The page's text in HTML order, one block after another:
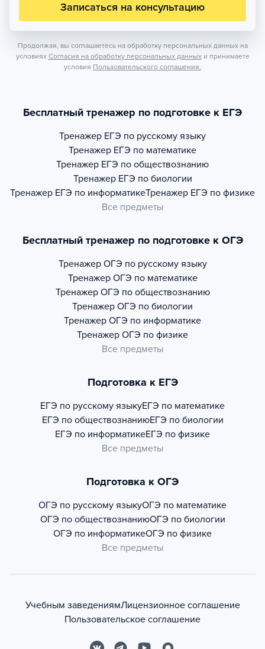
Записаться на консультацию
Продолжая, вы соглашаетесь на обработку персональных данных на
условиях Согласия на обработку персональных данных и принимаете
условия Пользовательского соглашения.
Бесплатный тренажер по подготовке к ЕГЭ
Тренажер ЕГЭ по русскому языку
Тренажер ЕГЭ по математике
Тренажер ЕГЭ по обществознанию
Тренажер ЕГЭ по биологии
Тренажер ЕГЭ по информатикеТренажер ЕГЭ по физике
Все предметы
Бесплатный тренажер по подготовке к ОГЭ
Тренажер ОГЭ по русскому языку
Тренажер ОГЭ по математике
Тренажер ОГЭ по обществознанию
Тренажер ОГЭ по биологии
Тренажер ОГЭ по информатике
Тренажер ОГЭ по физике
Все предметы
Подготовка к ЕГЭ
ЕГЭ по русскому языкуЕГЭ по математике
ЕГЭ по обществознаниюЕГЭ по биологии
ЕГЭ по информатикеЕГЭ по физике
Все предметы
Подготовка к ОГЭ
ОГЭ по русскому языкуОГЭ по математике
ОГЭ по обществознаниюОГЭ по биологии
ОГЭ по информатикеОГЭ по физике
Все предметы
Учебным заведениямЛицензионное соглашение
Пользовательское соглашение